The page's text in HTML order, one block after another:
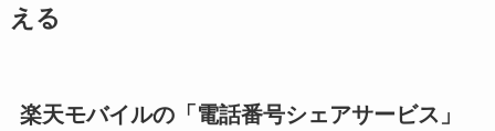
える
楽天モバイルの「電話番号シェアサービス」